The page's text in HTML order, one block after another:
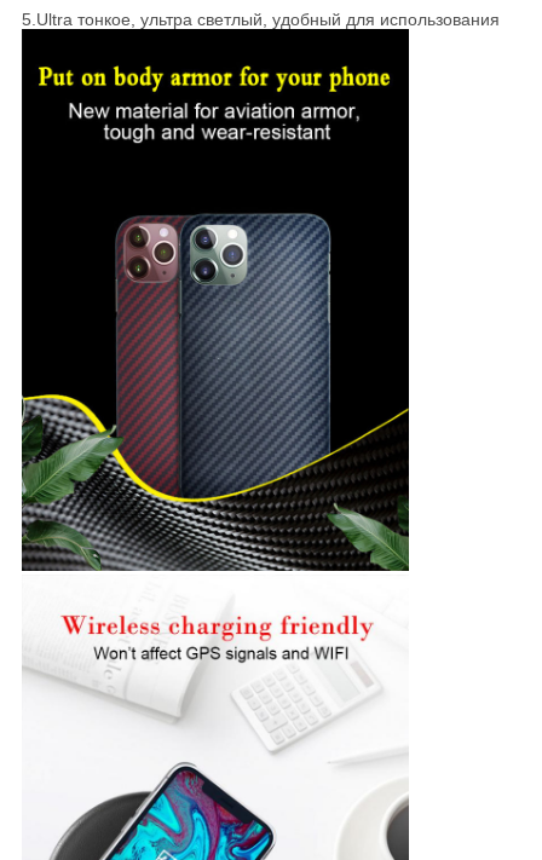
5.Ultra тонкое, ультра светлый, удобный для использования